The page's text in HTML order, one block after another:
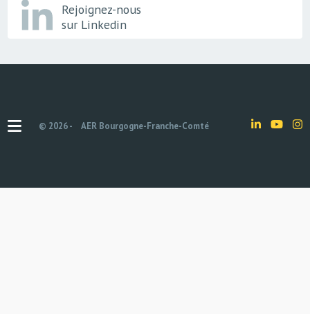
Rejoignez-nous
sur Linkedin
© 2026 - AER Bourgogne-Franche-Comté